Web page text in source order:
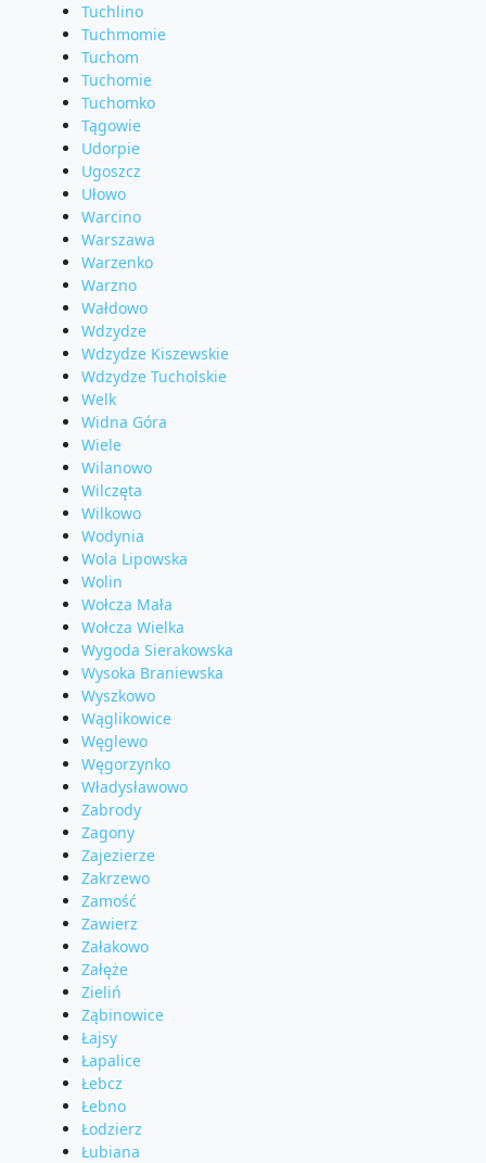
Tuchlino
Tuchmomie
Tuchom
Tuchomie
Tuchomko
Tągowie
Udorpie
Ugoszcz
Ułowo
Warcino
Warszawa
Warzenko
Warzno
Wałdowo
Wdzydze
Wdzydze Kiszewskie
Wdzydze Tucholskie
Welk
Widna Góra
Wiele
Wilanowo
Wilczęta
Wilkowo
Wodynia
Wola Lipowska
Wolin
Wołcza Mała
Wołcza Wielka
Wygoda Sierakowska
Wysoka Braniewska
Wyszkowo
Wąglikowice
Węglewo
Węgorzynko
Władysławowo
Zabrody
Zagony
Zajezierze
Zakrzewo
Zamość
Zawierz
Załakowo
Załęże
Zieliń
Ząbinowice
Łajsy
Łapalice
Łebcz
Łebno
Łodzierz
Łubiana